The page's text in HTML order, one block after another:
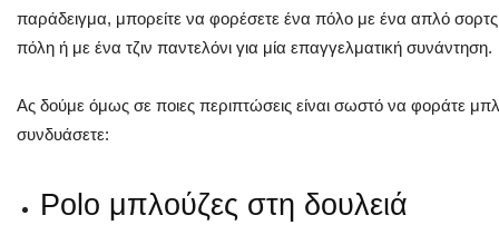
παράδειγμα, μπορείτε να φορέσετε ένα πόλο με ένα απλό
πόλη ή με ένα τζιν παντελόνι για μία επαγγελματική συνάντηση.
Ας δούμε όμως σε ποιες περιπτώσεις είναι σωστό να φοράτε
συνδυάσετε:
Polo μπλούζες στη δουλειά